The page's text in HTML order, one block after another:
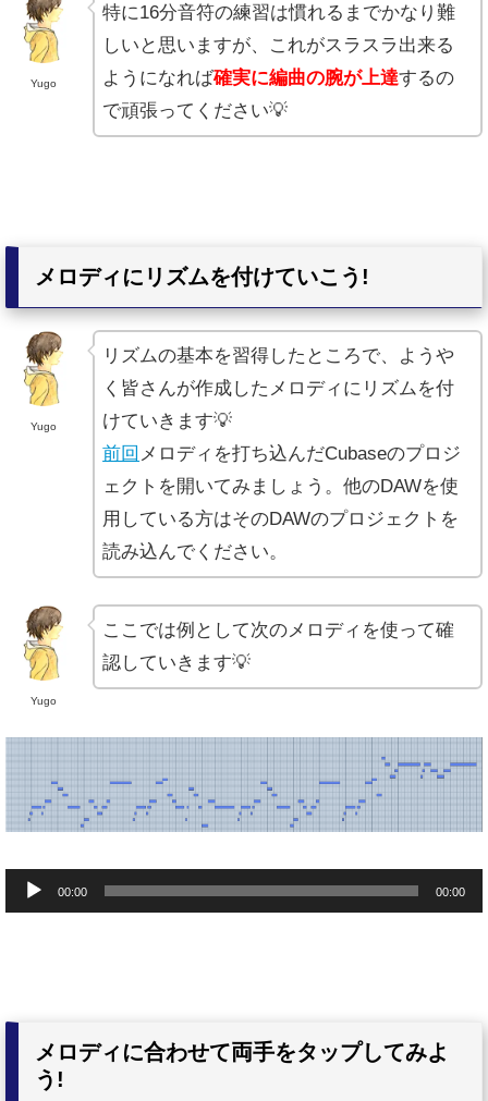
Yugo
特に16分音符の練習は慣れるまでかなり難
しいと思いますが、これがスラスラ出来る
ようになれば確実に編曲の腕が上達するの
で頑張ってください💡
メロディにリズムを付けていこう!
Yugo
リズムの基本を習得したところで、ようや
く皆さんが作成したメロディにリズムを付
けていきます💡
前回 メロディを打ち込んだCubaseのプロジ
ェクトを開いてみましょう。他のDAWを使
用している方はそのDAWのプロジェクトを
読み込んでください。
Yugo
ここでは例として次のメロディを使って確
認していきます💡
声
00:00 00:00
メロディに合わせて両手をタップしてみよ
う!